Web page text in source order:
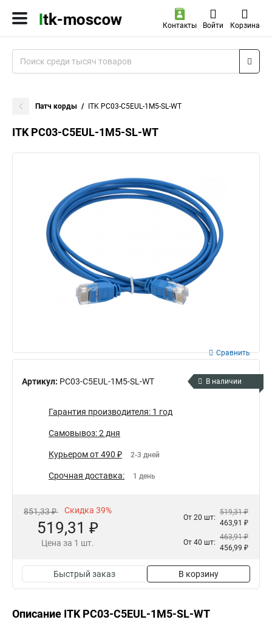
Контакты Войти Корзина
Патч корды ITK PC03-C5EUL-1M5-SL-WT
ITK PC03-C5EUL-1M5-SL-WT
Артикул: PC03-C5EUL-1M5-SL-WT
Сравнить
В наличии
Гарантия производителя: 1 год
Самовывоз: 2 дня
Курьером от 490 ₽ 2-3 дней
Срочная доставка: 1 день
851,33 ₽ Скидка 39%
519,31 ₽
Цена за 1 шт.
От 20 шт:
519,31 ₽
463,91 ₽
От 40 шт:
463,91 ₽
456,99 ₽
Быстрый заказ В корзину
Описание ITK PC03-C5EUL-1M5-SL-WT